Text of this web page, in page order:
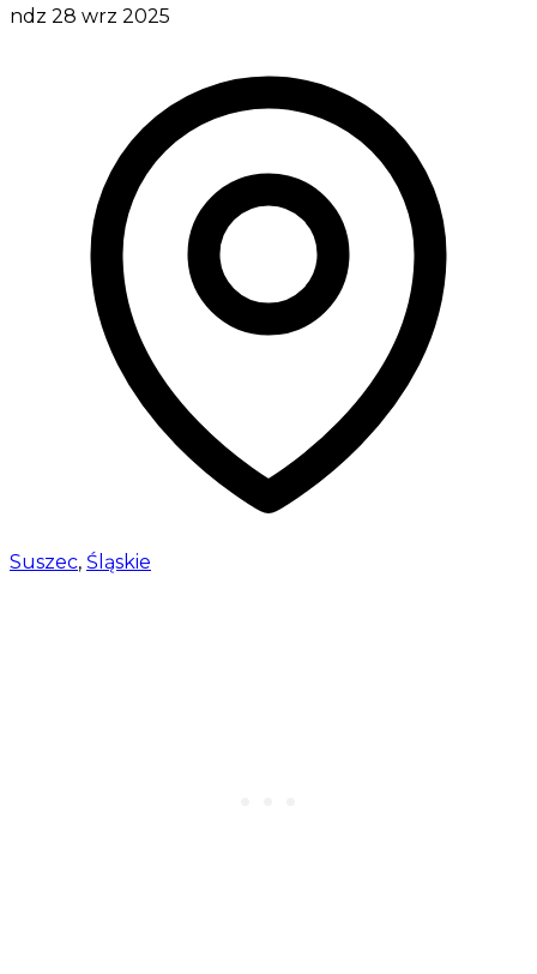
ndz 28 wrz 2025
Suszec, Śląskie